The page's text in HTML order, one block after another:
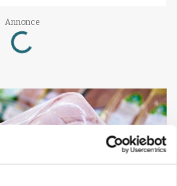
Annonce
Loading...